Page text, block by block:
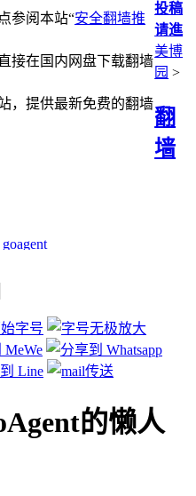
参阅本站“安全翻墙推
接在国内网盘下载翻墙
，提供最新免费的翻墙
投稿
请進
美博
园 >
翻
墙
goagent
的懒人